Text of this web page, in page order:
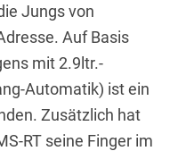
Jungs von
Auf Basis
mit 2.9ltr.-
Automatik) ist ein
Zusätzlich hat
RT seine Finger im